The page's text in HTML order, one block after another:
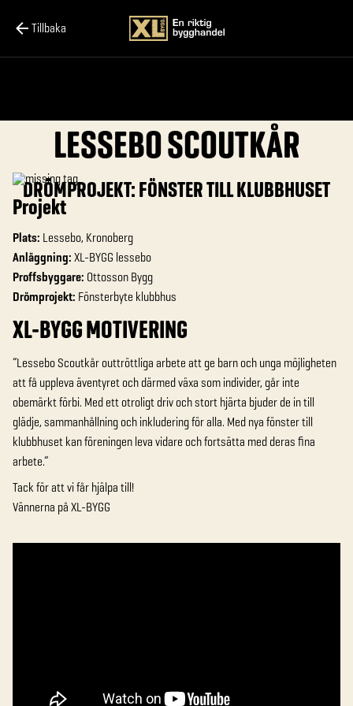
Tillbaka
LESSEBO SCOUTKÅR
DRÖMPROJEKT: FÖNSTER TILL KLUBBHUSET
Projekt
Plats: Lessebo, Kronoberg
Anläggning:XL-BYGG lessebo
Proffsbyggare: Ottosson Bygg
Drömprojekt: Fönsterbyte klubbhus
XL-BYGG MOTIVERING
”Lessebo Scoutkår outtröttliga arbete att ge barn och unga möjligheten
att få uppleva äventyret och därmed växa som individer, går inte
obemärkt förbi. Med ett otroligt driv och stort hjärta bjuder de in till
glädje, sammanhållning och inkludering för alla. Med nya fönster till
klubbhuset kan föreningen leva vidare och fortsätta med deras fina
arbete.”
Tack för att vi får hjälpa till!
Vännerna på XL-BYGG